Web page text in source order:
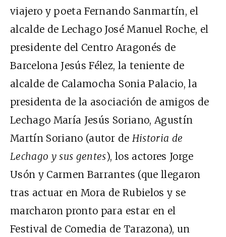
viajero y poeta Fernando Sanmartín, el
alcalde de Lechago José Manuel Roche, el
presidente del Centro Aragonés de
Barcelona Jesús Félez, la teniente de
alcalde de Calamocha Sonia Palacio, la
presidenta de la asociación de amigos de
Lechago María Jesús Soriano, Agustín
Martín Soriano (autor de Historia de
Lechago y sus gentes), los actores Jorge
Usón y Carmen Barrantes (que llegaron
tras actuar en Mora de Rubielos y se
marcharon pronto para estar en el
Festival de Comedia de Tarazona), un